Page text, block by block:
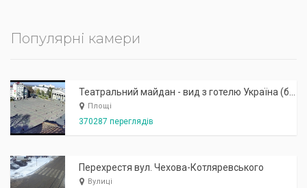
Популярні камери
Площі
370287 переглядів
Перехрестя вул. Чехова-Котляревського
Вулиці